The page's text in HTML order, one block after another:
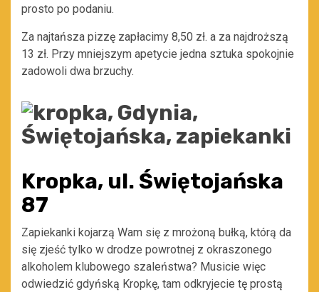
prosto po podaniu.
Za najtańsza pizzę zapłacimy 8,50 zł. a za najdroższą
13 zł. Przy mniejszym apetycie jedna sztuka spokojnie
zadowoli dwa brzuchy.
Kropka, ul. Świętojańska
87
Zapiekanki kojarzą Wam się z mrożoną bułką, którą da
się zjeść tylko w drodze powrotnej z okraszonego
alkoholem klubowego szaleństwa? Musicie więc
odwiedzić gdyńską Kropkę, tam odkryjecie tę prostą